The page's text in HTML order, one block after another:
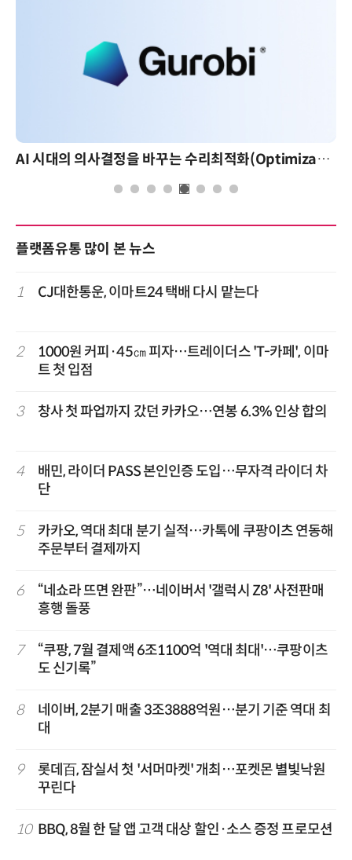
AI 시대의 의사결정을 바꾸는 수리최적화(Optimization): 실제 산업 적용 사례와 활용 전략
플랫폼유통 많이 본 뉴스
1 CJ대한통운, 이마트24 택배 다시 맡는다
2
1000원 커피·45㎝ 피자…트레이더스 'T-카페', 이마
트 첫 입점
3 창사 첫 파업까지 갔던 카카오…연봉 6.3% 인상 합의
4
배민, 라이더 PASS 본인인증 도입…무자격 라이더 차
단
5
카카오, 역대 최대 분기 실적…카톡에 쿠팡이츠 연동해
주문부터 결제까지
6
“네쇼라 뜨면 완판”…네이버서 '갤럭시 Z8' 사전판매
흥행 돌풍
7
“쿠팡, 7월 결제액 6조1100억 '역대 최대'…쿠팡이츠
도 신기록”
8
네이버, 2분기 매출 3조3888억원…분기 기준 역대 최
대
9
롯데百, 잠실서 첫 '서머마켓' 개최…포켓몬 별빛낙원
꾸린다
10 BBQ, 8월 한 달 앱 고객 대상 할인·소스 증정 프로모션